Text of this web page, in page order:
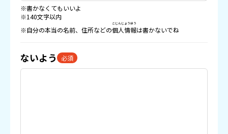
※書かなくてもいいよ
※140文字以内
※自分の本当の名前、住所などの個人情報
こじんじょうほう
は書かないでね
ないよう 必須